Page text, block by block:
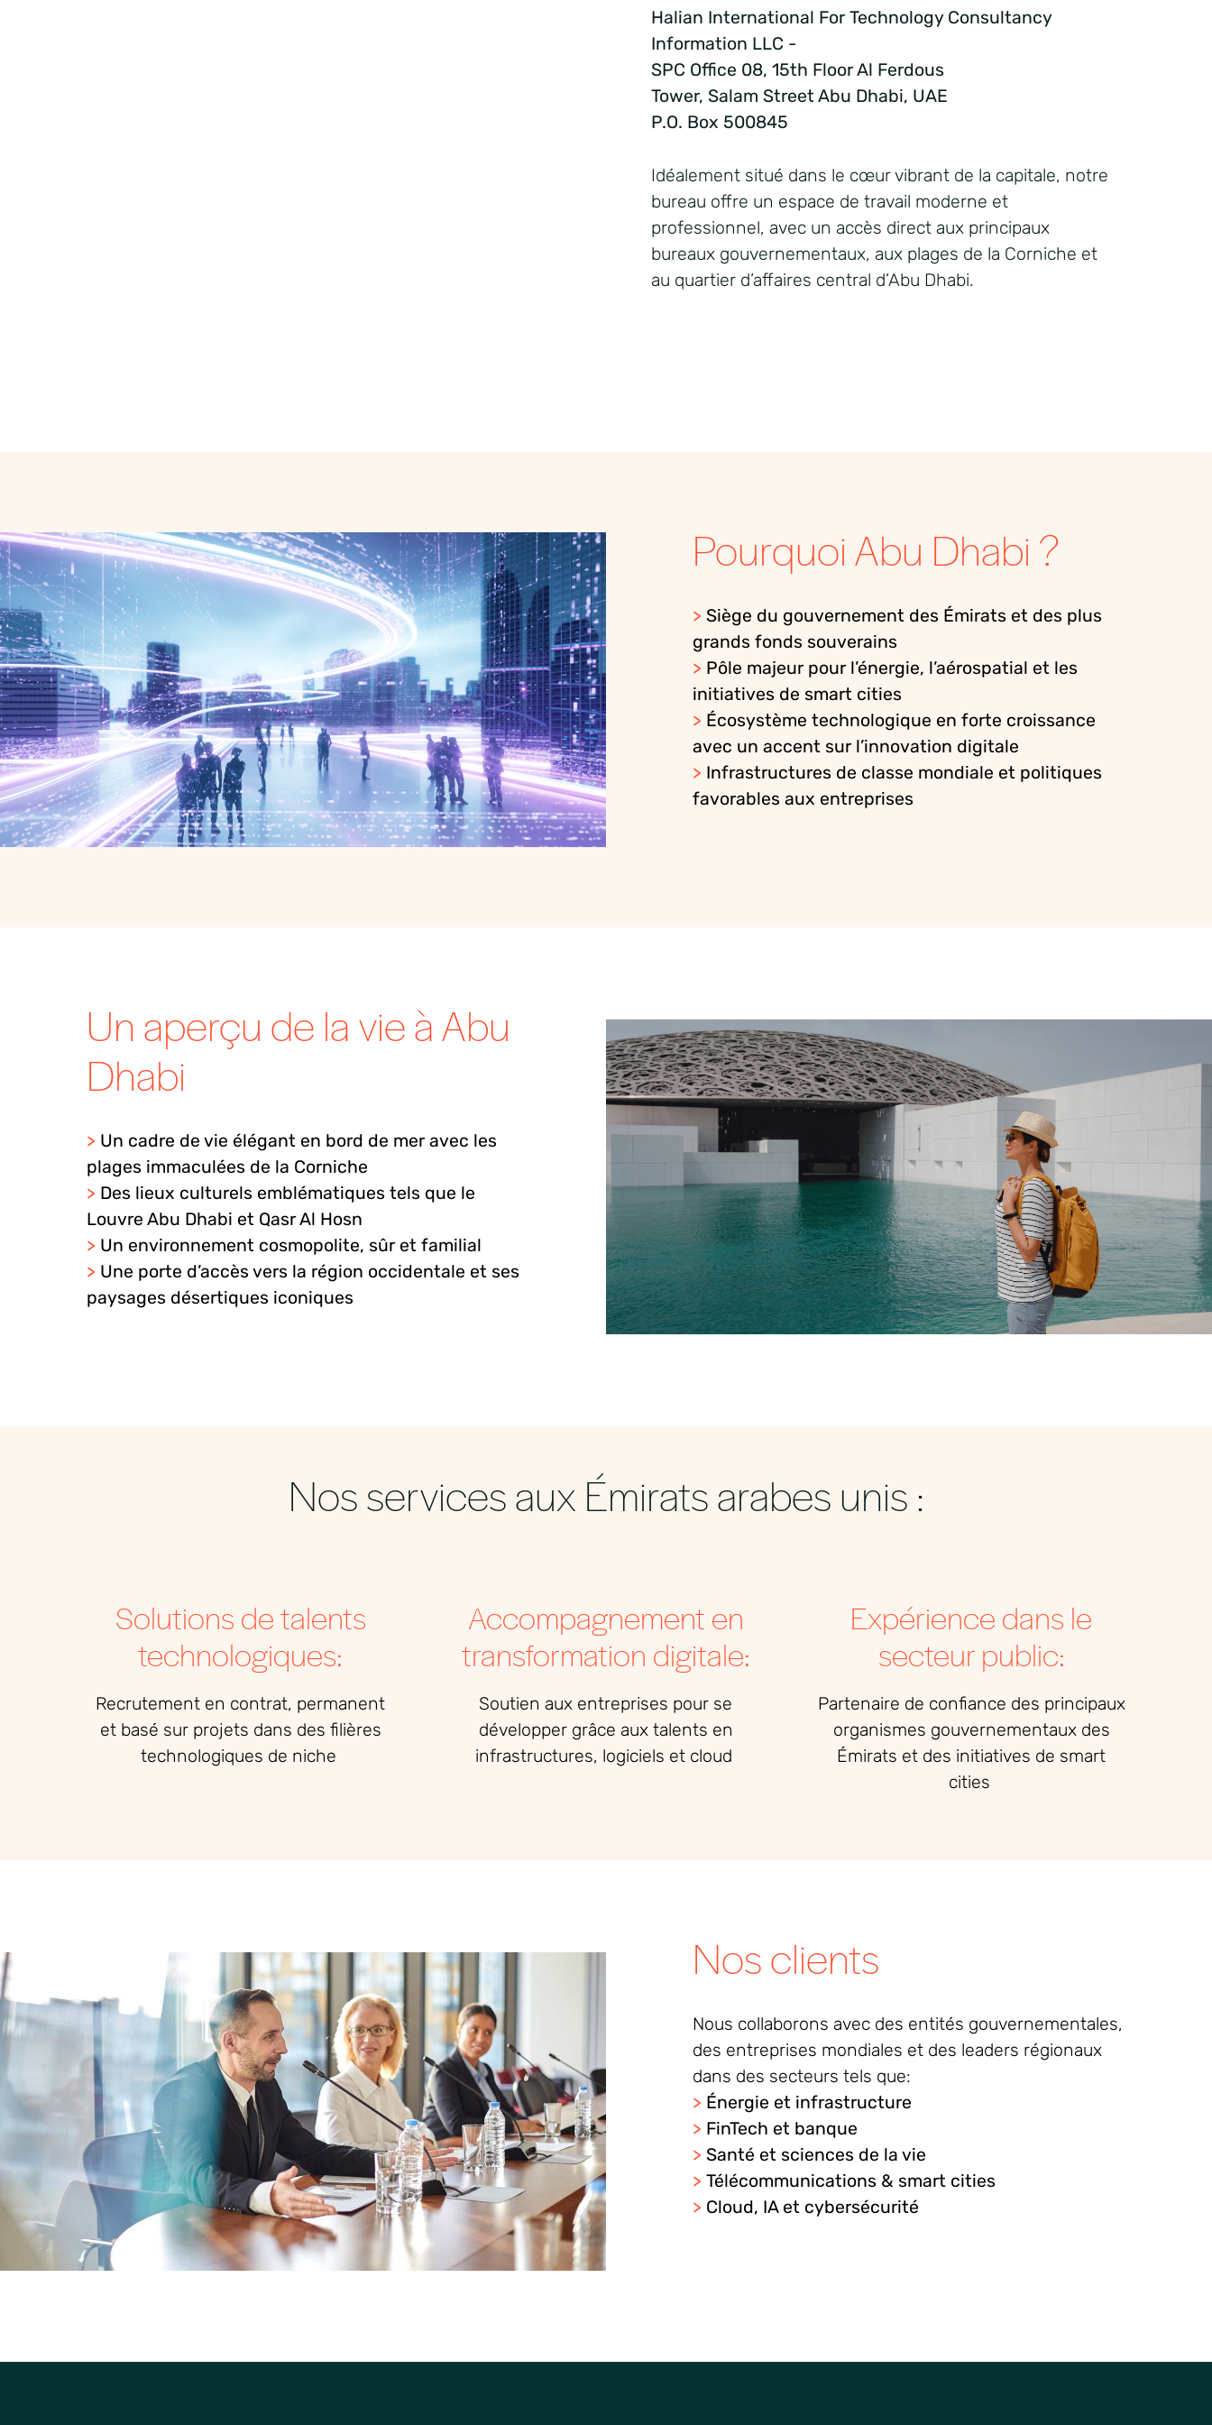
Halian International For Technology Consultancy
Information LLC -
SPC Office 08, 15th Floor Al Ferdous
Tower, Salam Street Abu Dhabi, UAE
P.O. Box 500845
Idéalement situé dans le cœur vibrant de la capitale, notre
bureau offre un espace de travail moderne et
professionnel, avec un accès direct aux principaux
bureaux gouvernementaux, aux plages de la Corniche et
au quartier d’affaires central d’Abu Dhabi.
Pourquoi Abu Dhabi ?
> Siège du gouvernement des Émirats et des plus
grands fonds souverains
> Pôle majeurpour l’énergie, l’aérospatial et les
initiatives de smart cities
> Écosystème technologique en forte croissance
avec un accent sur l’innovation digitale
> Infrastructures de classe mondiale et politiques
favorables aux entreprises
Un aperçu de la vie à Abu
Dhabi
> Un cadre de vie élégant en bord de meravec les
plages immaculées de la Corniche
> Des lieux culturels emblématiques tels que le
Louvre Abu Dhabi et Qasr Al Hosn
> Un environnement cosmopolite, sûret familial
> Une porte d’accès vers la région occidentale et ses
paysages désertiques iconiques
Nos services aux Émirats arabes unis :
Solutions de talents
technologiques:
Recrutement en contrat, permanent
et basé sur projets dans des filières
technologiques de niche
Accompagnement en
transformation digitale:
Soutien aux entreprises pour se
développergrâce aux talents en
infrastructures, logiciels et cloud
Expérience dans le
secteur public:
Partenaire de confiance des principaux
organismes gouvernementaux des
Émirats et des initiatives de smart
cities
Nos clients
Nous collaborons avec des entités gouvernementales,
des entreprises mondiales et des leaders régionaux
dans des secteurs tels que:
> Énergie et infrastructure
> FinTech et banque
> Santé et sciences de la vie
> Télécommunications & smart cities
> Cloud, IA et cybersécurité